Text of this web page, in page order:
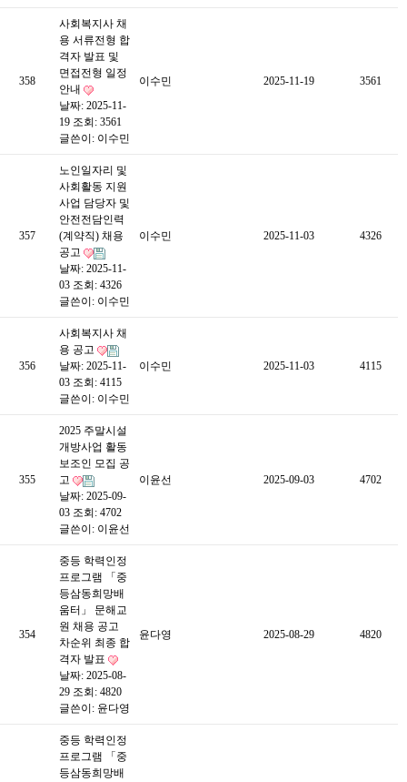
358
사회복지사 채
용 서류전형 합
격자 발표 및
면접전형 일정
안내
날짜: 2025-11-
19 조회: 3561
글쓴이: 이수민
이수민 2025-11-19 3561
357
노인일자리 및
사회활동 지원
사업 담당자 및
안전전담인력
(계약직) 채용
공고
날짜: 2025-11-
03 조회: 4326
글쓴이: 이수민
이수민 2025-11-03 4326
356
사회복지사 채
용 공고
날짜: 2025-11-
03 조회: 4115
글쓴이: 이수민
이수민 2025-11-03 4115
355
2025 주말시설
개방사업 활동
보조인 모집 공
고
날짜: 2025-09-
03 조회: 4702
글쓴이: 이윤선
이윤선 2025-09-03 4702
354
중등 학력인정
프로그램 「중
등삼동희망배
움터」 문해교
원 채용 공고
차순위 최종 합
격자 발표
날짜: 2025-08-
29 조회: 4820
글쓴이: 윤다영
윤다영 2025-08-29 4820
중등 학력인정
프로그램 「중
등삼동희망배